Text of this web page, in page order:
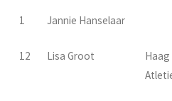
1 Jannie Hanselaar
12 Lisa Groot
Haag